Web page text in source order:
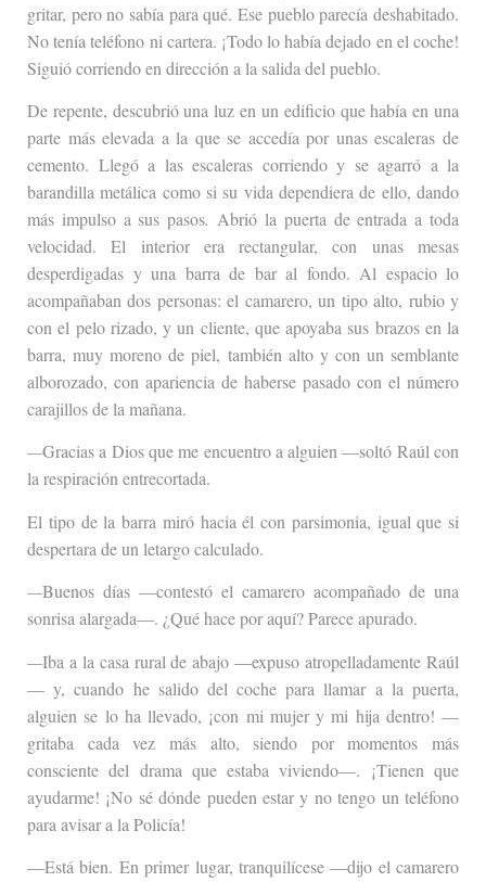
gritar, pero no sabía para qué. Ese pueblo parecía deshabitado.
No tenía teléfono ni cartera. ¡Todo lo había dejado en el coche!
Siguió corriendo en dirección a la salida del pueblo.
De repente, descubrió una luz en un edificio que había en una
parte más elevada a la que se accedía por unas escaleras de
cemento. Llegó a las escaleras corriendo y se agarró a la
barandilla metálica como si su vida dependiera de ello, dando
más impulso a sus pasos. Abrió la puerta de entrada a toda
velocidad. El interior era rectangular, con unas mesas
desperdigadas y una barra de bar al fondo. Al espacio lo
acompañaban dos personas: el camarero, un tipo alto, rubio y
con el pelo rizado, y un cliente, que apoyaba sus brazos en la
barra, muy moreno de piel, también alto y con un semblante
alborozado, con apariencia de haberse pasado con el número
carajillos de la mañana.
—Gracias a Dios que me encuentro a alguien —soltó Raúl con
la respiración entrecortada.
El tipo de la barra miró hacia él con parsimonia, igual que si
despertara de un letargo calculado.
—Buenos días —contestó el camarero acompañado de una
sonrisa alargada—. ¿Qué hace por aquí? Parece apurado.
—Iba a la casa rural de abajo —expuso atropelladamente Raúl
— y, cuando he salido del coche para llamar a la puerta,
alguien se lo ha llevado, ¡con mi mujer y mi hija dentro! —
gritaba cada vez más alto, siendo por momentos más
consciente del drama que estaba viviendo—. ¡Tienen que
ayudarme! ¡No sé dónde pueden estar y no tengo un teléfono
para avisar a la Policía!
—Está bien. En primer lugar, tranquilícese —dijo el camarero